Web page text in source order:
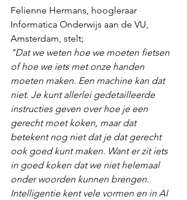
Felienne Hermans, hoogleraar
Informatica Onderwijs aan de VU,
Amsterdam, stelt;
"Dat we weten hoe we moeten fietsen
of hoe we iets met onze handen
moeten maken. Een machine kan dat
niet. Je kunt allerlei gedetailleerde
instructies geven over hoe je een
gerecht moet koken, maar dat
betekent nog niet dat je dat gerecht
ook goed kunt maken. Want er zit iets
in goed koken dat we niet helemaal
onder woorden kunnen brengen.
Intelligentie kent vele vormen en in AI